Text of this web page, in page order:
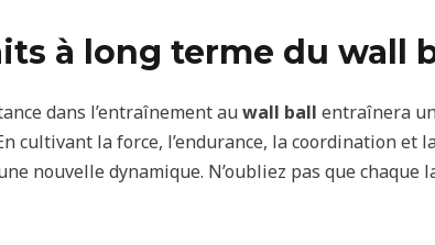
à long terme du wall
dans l’entraînement auwall ball entraînera
cultivant la force, l’endurance, la coordination et
nouvelle dynamique. N’oubliez pas que